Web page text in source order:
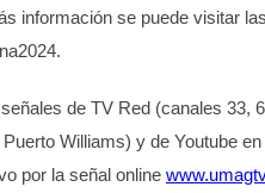
información se puede visitar
de TV Red (canales 33,
Williams) y de Youtube
por la señal online